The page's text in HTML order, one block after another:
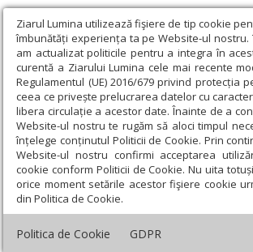
Ziarul Lumina utilizează fişiere de tip cookie
îmbunătăți experiența ta pe Website-ul nostru.
am actualizat politicile pentru a integra în
curentă a Ziarului Lumina cele mai recente
Regulamentul (UE) 2016/679 privind protecția
ceea ce privește prelucrarea datelor cu
libera circulație a acestor date. Înainte de a
Website-ul nostru te rugăm să aloci timpul
înțelege conținutul Politicii de Cookie. Prin
Website-ul nostru confirmi acceptarea
cookie conform Politicii de Cookie. Nu uita
orice moment setările acestor fişiere cookie
din Politica de Cookie.
Politica de Cookie GDPR
Ziarul Lumina › Actualitate religioasă ›
Consultare, coresponsabilitate şi cooperare în
bunurilor bisericeşti
Consultare, coresponsabilitate
cooperare în administrarea
bisericeşti